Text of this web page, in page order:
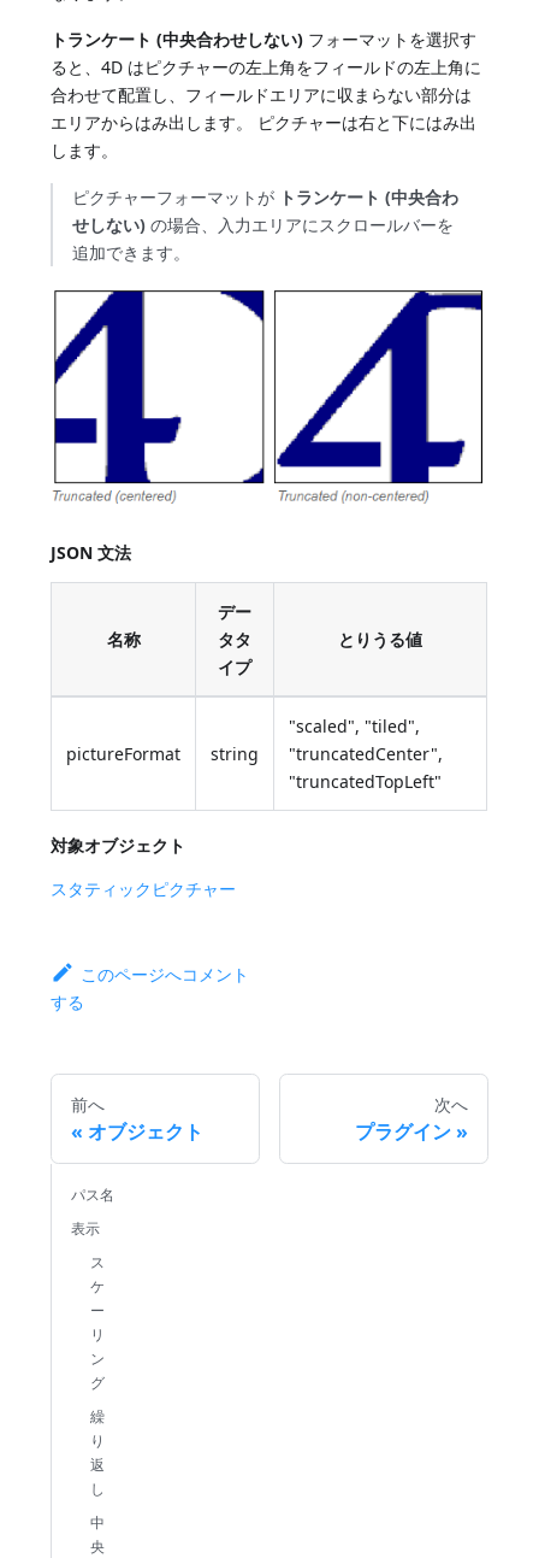
トランケート (中央合わせしない) フォーマットを選択す
ると、4D はピクチャーの左上角をフィールドの左上角に
合わせて配置し、フィールドエリアに収まらない部分は
エリアからはみ出します。 ピクチャーは右と下にはみ出
します。
ピクチャーフォーマットが トランケート (中央合わ
せしない) の場合、入力エリアにスクロールバーを
追加できます。
JSON 文法
名称
デー
タタ
イプ
とりうる値
pictureFormat string
"scaled", "tiled",
"truncatedCenter",
"truncatedTopLeft"
対象オブジェクト
スタティックピクチャー
このページへコメント
する
前へ
オブジェクト
次へ
プラグイン
パス名
表示
ス
ケ
ー
リ
ン
グ
繰
り
返
し
中
央